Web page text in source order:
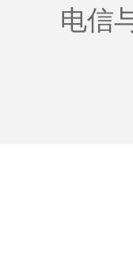
电信